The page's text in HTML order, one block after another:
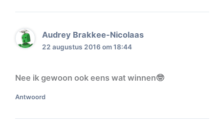
Audrey Brakkee-Nicolaas
22 augustus 2016 om 18:44
Nee ik gewoon ook eens wat winnen🤓
Antwoord